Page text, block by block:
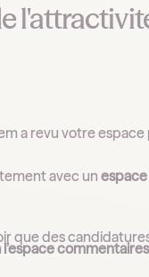
a revu votre
avec un
que des
l’espace